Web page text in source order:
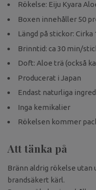
Rökelse: Eiju Kyara
Boxen innehåller 50
Längd på stickor: Cirka
Brinntid: ca 30 min/
Doft: Aloe trä (också
Producerat i Japan
Endast naturliga
Inga kemikalier
Rökelsen kommer
Att tänka på
Bränn aldrig rökelse
brandsäkert kärl.